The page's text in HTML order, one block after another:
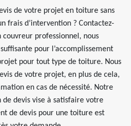
de votre projet en toiture sans
frais d’intervention ? Contactez-
couvreur professionnel, nous
pour l’accomplissement
pour tout type de toiture. Nous
de votre projet, en plus de cela,
en cas de nécessité. Notre
devis vise à satisfaire votre
de devis pour une toiture est